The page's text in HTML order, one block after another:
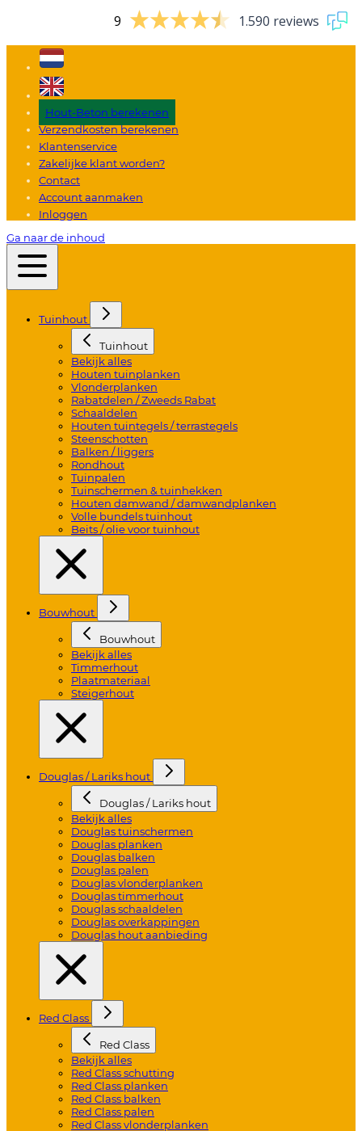
9 1.590 reviews
Hout-Beton berekenen
Verzendkosten berekenen
Klantenservice
Zakelijke klant worden?
Contact
Account aanmaken
Inloggen
Ga naar de inhoud
Tuinhout
Tuinhout
Bekijk alles
Houten tuinplanken
Vlonderplanken
Rabatdelen / Zweeds Rabat
Schaaldelen
Houten tuintegels / terrastegels
Steenschotten
Balken / liggers
Rondhout
Tuinpalen
Tuinschermen & tuinhekken
Houten damwand / damwandplanken
Volle bundels tuinhout
Beits / olie voor tuinhout
Bouwhout
Bouwhout
Bekijk alles
Timmerhout
Plaatmateriaal
Steigerhout
Douglas / Lariks hout
Douglas / Lariks hout
Bekijk alles
Douglas tuinschermen
Douglas planken
Douglas balken
Douglas palen
Douglas vlonderplanken
Douglas timmerhout
Douglas schaaldelen
Douglas overkappingen
Douglas hout aanbieding
Red Class
Red Class
Bekijk alles
Red Class schutting
Red Class planken
Red Class balken
Red Class palen
Red Class vlonderplanken